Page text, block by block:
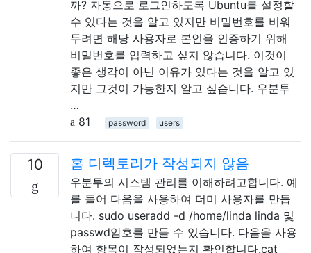
까? 자동으로 로그인하도록 Ubuntu를 설정할
수 있다는 것을 알고 있지만 비밀번호를 비워
두려면 해당 사용자로 본인을 인증하기 위해
비밀번호를 입력하고 싶지 않습니다. 이것이
좋은 생각이 아닌 이유가 있다는 것을 알고 있
지만 그것이 가능한지 알고 싶습니다. 우분투
…
81
password users
10 홈 디렉토리가 작성되지 않음
우분투의 시스템 관리를 이해하려고합니다. 예
를 들어 다음을 사용하여 더미 사용자를 만듭
니다. sudo useradd -d /home/linda linda 및
passwd암호를 만들 수 있습니다. 다음을 사용
하여 항목이 작성되었는지 확인합니다.cat